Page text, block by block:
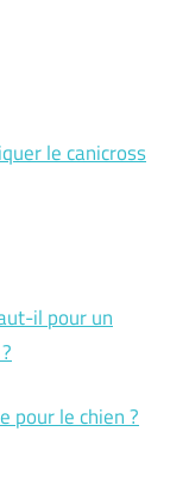
le canicross
il pour un
pour le chien ?